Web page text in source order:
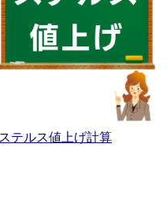
ステルス値上げ計算